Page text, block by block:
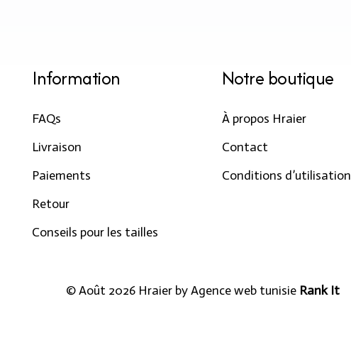
Information
FAQs
Livraison
Paiements
Retour
Conseils pour les tailles
Notre boutique
À propos Hraier
Contact
Conditions d’utilisation
© Août 2026 Hraier byAgence web tunisie Rank It